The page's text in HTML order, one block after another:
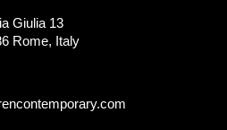
Giulia 13
Rome, Italy